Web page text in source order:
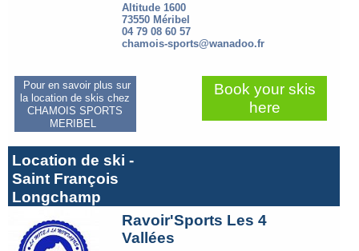
Altitude 1600
73550 Méribel
04 79 08 60 57
chamois-sports@wanadoo.fr
Pour en savoir plus sur
la location de skis chez
CHAMOIS SPORTS
MERIBEL
Book your skis
here
Location de ski -
Saint François
Longchamp
Ravoir'Sports Les 4
Vallées